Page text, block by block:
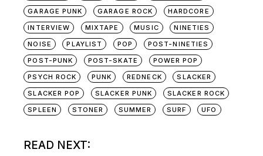
GARAGE PUNK
GARAGE ROCK
HARDCORE
INTERVIEW
MIXTAPE MUSIC
NINETIES
NOISE
PLAYLIST POP
POST-NINETIES
POST-PUNK
POST-SKATE
POWER POP
PSYCH ROCK
PUNK REDNECK
SLACKER
SLACKER POP
SLACKER PUNK
SLACKER ROCK
SPLEEN
STONER SUMMER SURF UFO
READ NEXT: